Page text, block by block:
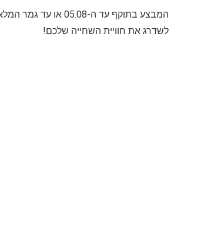
המבצע בתוקף עד ה-05.08 או עד גמר המלאי, עם מינימום 5 יחידות מכל צבע.
לשדרג את חוויית השחייה שלכם!